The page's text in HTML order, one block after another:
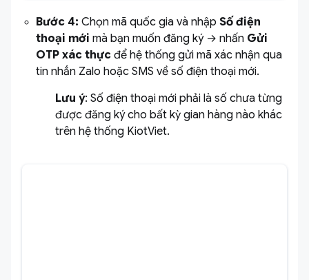
Bước 4: Chọn mã quốc gia và nhập Số điện
thoại mới mà bạn muốn đăng ký → nhấn Gửi
OTP xác thực để hệ thống gửi mã xác nhận qua
tin nhắn Zalo hoặc SMS về số điện thoại mới.
Lưu ý: Số điện thoại mới phải là số chưa từng
được đăng ký cho bất kỳ gian hàng nào khác
trên hệ thống KiotViet.